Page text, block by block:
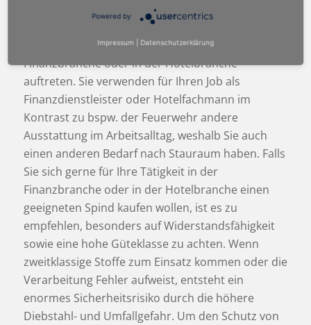
ausschließlich um Ästhetik, sondern
vordergründig um die Anpassung an die
Bedingungen, die durch Ihren Beruf in der
Finanzbranche oderin der Hotelbranche
auftreten. Sie verwenden für Ihren Job als
Finanzdienstleister oder Hotelfachmann im
Kontrast zu bspw. der Feuerwehr andere
Ausstattung im Arbeitsalltag, weshalb Sie auch
einen anderen Bedarf nach Stauraum haben. Falls
Sie sich gerne für Ihre Tätigkeit in der
Finanzbranche oder in der Hotelbranche einen
geeigneten Spind kaufen wollen, ist es zu
empfehlen, besonders auf Widerstandsfähigkeit
sowie eine hohe Güteklasse zu achten. Wenn
zweitklassige Stoffe zum Einsatz kommen oder die
Verarbeitung Fehler aufweist, entsteht ein
enormes Sicherheitsrisiko durch die höhere
Diebstahl- und Umfallgefahr. Um den Schutz von
Powered by
Impressum Datenschutzerklärung